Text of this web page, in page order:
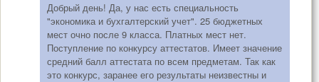
Добрый день! Да, у нас есть специальность
"экономика и бухгалтерский учет". 25 бюджетных
мест очно после 9 класса. Платных мест нет.
Поступление по конкурсу аттестатов. Имеет значение
средний балл аттестата по всем предметам. Так как
это конкурс, заранее его результаты неизвестны и